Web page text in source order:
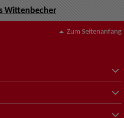
Wittenbecher
Zum Seitenanfang